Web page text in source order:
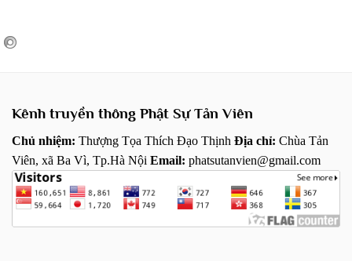
Kênh truyền thông Phật Sự Tản Viên
Chủ nhiệm: Thượng Tọa Thích Đạo Thịnh Địa chỉ: Chùa Tản
Viên, xã Ba Vì, Tp.Hà Nội Email: phatsutanvien@gmail.com